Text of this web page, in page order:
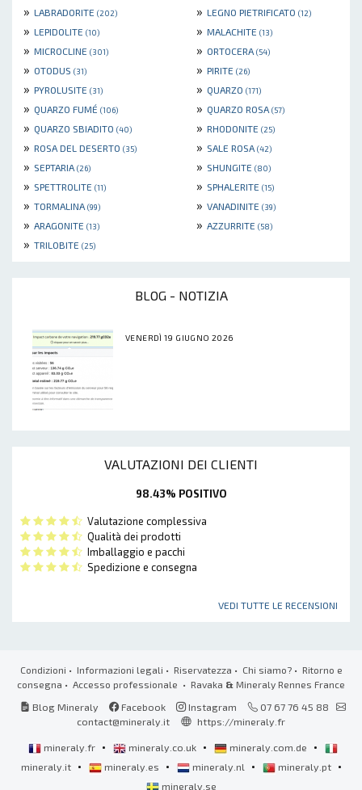
» LABRADORITE (202) » LEGNO PIETRIFICATO (12)
» LEPIDOLITE (10) » MALACHITE (13)
» MICROCLINE (301) » ORTOCERA (54)
» OTODUS (31) » PIRITE (26)
» PYROLUSITE (31) » QUARZO (171)
» QUARZO FUMÉ (106) » QUARZO ROSA (57)
» QUARZO SBIADITO (40) » RHODONITE (25)
» ROSA DEL DESERTO (35) » SALE ROSA (42)
» SEPTARIA (26) » SHUNGITE (80)
» SPETTROLITE (11) » SPHALERITE (15)
» TORMALINA (99) » VANADINITE (39)
» ARAGONITE (13) » AZZURRITE (58)
» TRILOBITE (25)
BLOG - NOTIZIA
VENERDÌ 19 GIUGNO 2026
VALUTAZIONI DEI CLIENTI
98.43% POSITIVO
Valutazione complessiva
Qualità dei prodotti
Imballaggio e pacchi
Spedizione e consegna
VEDI TUTTE LE RECENSIONI
Condizioni • Informazioni legali • Riservatezza • Chi siamo?• Ritorno e
consegna • Accesso professionale • Ravaka & Mineraly Rennes France
Blog Mineraly
Facebook Instagram
07 67 76 45 88
contact@mineraly.it
https://mineraly.fr
mineraly.fr • mineraly.co.uk • mineraly.com.de •
mineraly.it • mineraly.es • mineraly.nl • mineraly.pt •
mineraly.se